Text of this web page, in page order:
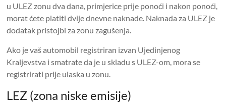
u ULEZ zonu dva dana, primjerice prije ponoći i nakon ponoći,
morat ćete platiti dvije dnevne naknade. Naknada za ULEZ je
dodatak pristojbi za zonu zagušenja.
Ako je vaš automobil registriran izvan Ujedinjenog
Kraljevstva i smatrate da je u skladu s ULEZ-om, mora se
registrirati prije ulaska u zonu.
LEZ (zona niske emisije)